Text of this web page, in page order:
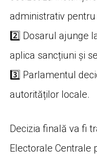
administrativ
2️⃣ Dosarul ajunge
aplica sancțiuni și
3️⃣ Parlamentul
autorităților locale.
Decizia finală va fi
Electorale Centrale